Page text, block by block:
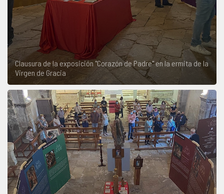
Clausura de la exposición "Corazón de Padre" en la ermita de la
Virgen de Gracia